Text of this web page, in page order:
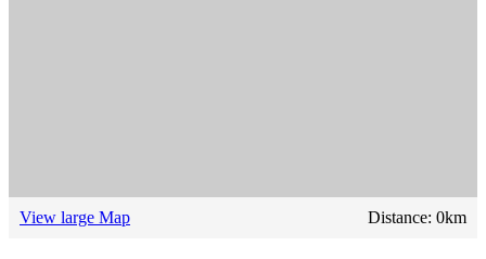
View large Map Distance: 0km